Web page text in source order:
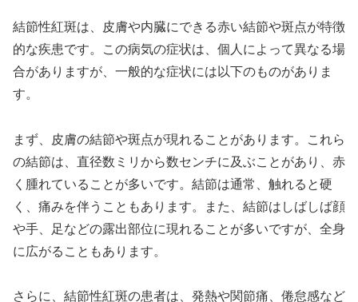
結節性紅斑は、皮膚や内臓にできる赤い結節や斑点が特徴
的な疾患です。この病気の症状は、個人によって異なる場
合がありますが、一般的な症状には以下のものがありま
す。
まず、皮膚の結節や斑点が現れることがあります。これら
の結節は、直径数ミリから数センチに及ぶことがあり、赤
く腫れていることが多いです。結節は通常、触れると硬
く、痛みを伴うこともあります。また、結節はしばしば顔
や手、足などの露出部位に現れることが多いですが、全身
に広がることもあります。
さらに、結節性紅斑の患者は、発熱や関節痛、倦怠感など